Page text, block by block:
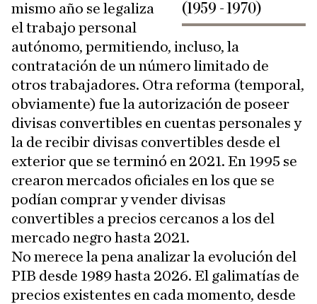
(1959 - 1970)
mismo año se legaliza
el trabajo personal
autónomo, permitiendo, incluso, la
contratación de un número limitado de
otros trabajadores. Otra reforma (temporal,
obviamente) fue la autorización de poseer
divisas convertibles en cuentas personales y
la de recibir divisas convertibles desde el
exterior que se terminó en 2021. En 1995 se
crearon mercados oficiales en los que se
podían comprar y vender divisas
convertibles a precios cercanos a los del
mercado negro hasta 2021.
No merece la pena analizar la evolución del
PIB desde 1989 hasta 2026. El galimatías de
precios existentes en cada momento, desde